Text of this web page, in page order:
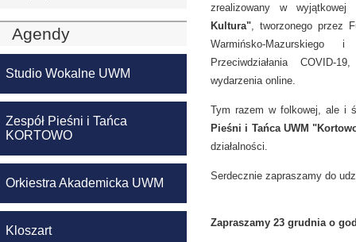
Agendy
Studio Wokalne UWM
Zespół Pieśni i Tańca
KORTOWO
Orkiestra Akademicka UWM
Kloszart
zrealizowany w
Kultura", tworzonego przez
Warmińsko-
Przeciwdziałania COVID-
wydarzenia online.
Tym razem w folkowej, ale i
Pieśni i Tańca UWM
działalności.
Serdecznie zapraszamy do
Zapraszamy 23 grudnia o